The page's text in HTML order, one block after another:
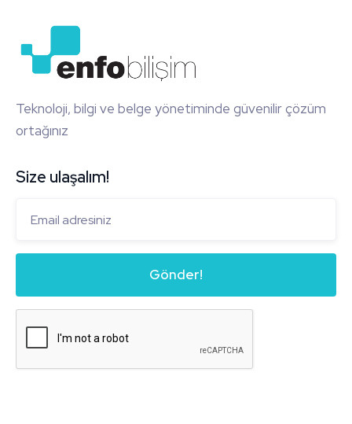
Teknoloji, bilgi ve belge yönetiminde güvenilir çözüm
ortağınız
Size ulaşalım!